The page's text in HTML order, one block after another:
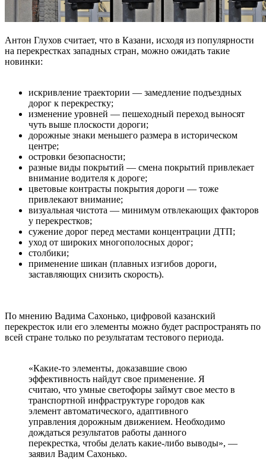
Антон Глухов считает, что в Казани, исходя из популярности
на перекрестках западных стран, можно ожидать такие
новинки:
искривление траектории — замедление подъездных
дорог к перекрестку;
изменение уровней — пешеходный переход выносят
чуть выше плоскости дороги;
дорожные знаки меньшего размера в историческом
центре;
островки безопасности;
разные виды покрытий — смена покрытий привлекает
внимание водителя к дороге;
цветовые контрасты покрытия дороги — тоже
привлекают внимание;
визуальная чистота — минимум отвлекающих факторов
у перекрестков;
сужение дорог перед местами концентрации ДТП;
уход от широких многополосных дорог;
столбики;
применение шикан (плавных изгибов дороги,
заставляющих снизить скорость).
По мнению Вадима Сахонько, цифровой казанский
перекресток или его элементы можно будет распространять по
всей стране только по результатам тестового периода.
«Какие-то элементы, доказавшие свою
эффективность найдут свое применение. Я
считаю, что умные светофоры займут свое место в
транспортной инфраструктуре городов как
элемент автоматического, адаптивного
управления дорожным движением. Необходимо
дождаться результатов работы данного
перекрестка, чтобы делать какие-либо выводы», —
заявил Вадим Сахонько.